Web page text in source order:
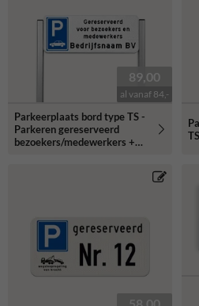
89,00
al vanaf 84,-
Parkeerplaats bord type TS -
Parkeren gereserveerd
bezoekers/medewerkers +